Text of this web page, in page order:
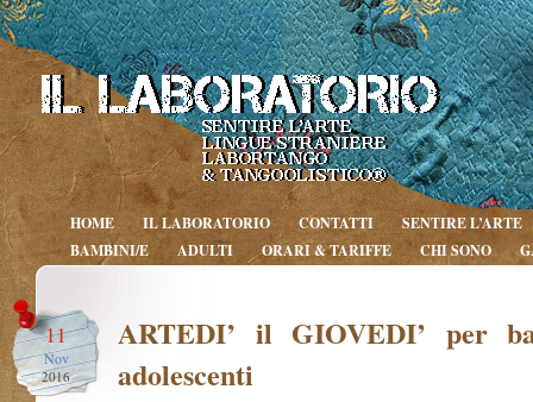
HOME IL LABORATORIO CONTATTI
SENTIRE L’ARTE
BAMBINI/E
ADULTI ORARI & TARIFFE CHI SONO
11
Nov
2016
ARTEDI’ il GIOVEDI’ per
adolescenti